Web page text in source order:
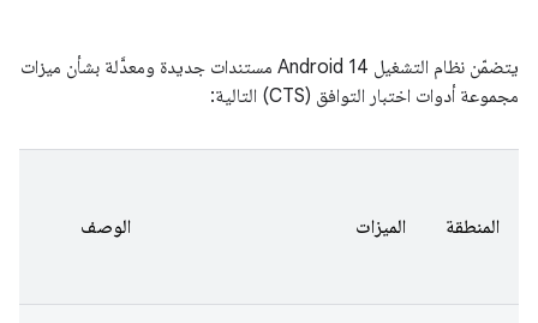
يتضمّن نظام التشغيل Android 14 مستندات جديدة ومعدَّلة بشأن ميزات
مجموعة أدوات اختبار التوافق (CTS) التالية:
المنطقة الميزات الوصف